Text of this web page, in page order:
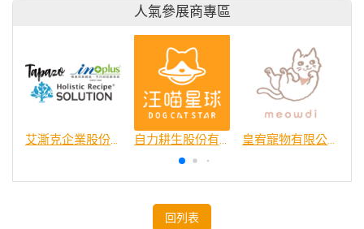
人氣參展商專區
艾澌克企業股份有限公司 自力耕生股份有限公司 皇宥寵物有限公司
回列表